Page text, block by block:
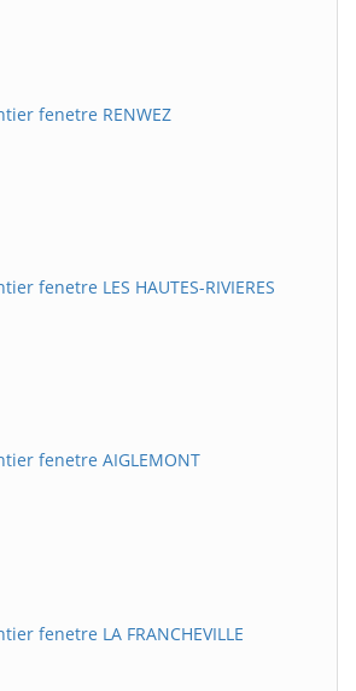
fenetre RENWEZ
fenetre LES HAUTES-RIVIERES
fenetre AIGLEMONT
fenetre LA FRANCHEVILLE